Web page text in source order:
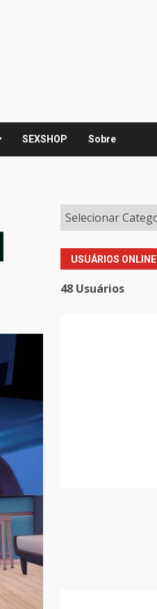
SEXSHOP Sobre
USUÁRIOS ONLINE
48 Usuários